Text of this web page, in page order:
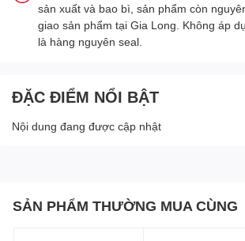
sản xuất và bao bì, sản phẩm còn
giao sản phẩm tại Gia Long. Không áp
là hàng nguyên seal.
ĐẶC ĐIỂM NỔI BẬT
Nội dung đang được cập nhật
SẢN PHẨM THƯỜNG MUA CÙNG